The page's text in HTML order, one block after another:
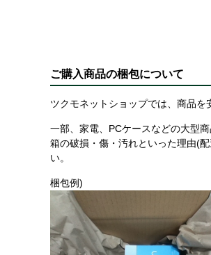
ご購入商品の梱包について
ツクモネットショップでは、商品を
一部、家電、PCケースなどの大型
箱の破損・傷・汚れといった理由(
い。
梱包例)